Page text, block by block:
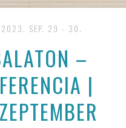
2023. SEP. 29 - 30.
–
|